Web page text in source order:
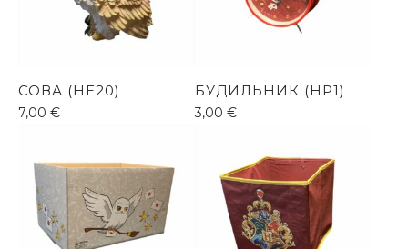
СОВА (HE20)
7,00 €
БУДИЛЬНИК (HP1)
3,00 €